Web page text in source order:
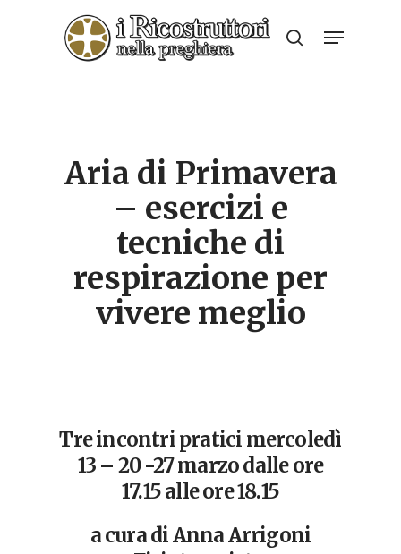
search
Menu
Aria di Primavera
– esercizi e
tecniche di
respirazione per
vivere meglio
Tre incontri pratici mercoledì
13 – 20 -27 marzo dalle ore
17.15 alle ore 18.15
a cura di Anna Arrigoni